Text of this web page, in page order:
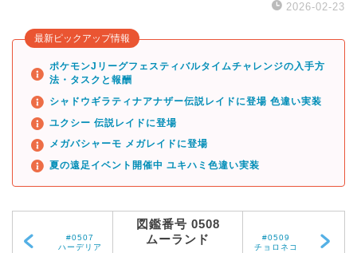
2026-02-23
最新ピックアップ情報
ポケモンJリーグフェスティバルタイムチャレンジの入手方
法・タスクと報酬
シャドウギラティナアナザー伝説レイドに登場 色違い実装
ユクシー 伝説レイドに登場
メガバシャーモ メガレイドに登場
夏の遠足イベント開催中 ユキハミ色違い実装
#0507
ハーデリア
図鑑番号 0508
ムーランド
#0509
チョロネコ